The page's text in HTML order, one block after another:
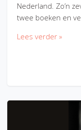
Nederland. Zo’n
twee boeken en
Lees verder »